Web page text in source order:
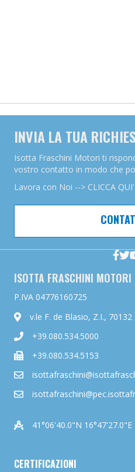
INVIA LA TUA
Isotta Fraschini Motori ti
vostro contatto in modo che
Lavora con Noi --> CLICCA QUI'
ISOTTA FRASCHINI MOTORI
P.IVA 04776160725
v.le F. de Blasio, Z.I.,
+39.080.534.5000
+39.080.534.5153
41°06'40.0"N 16°47'27.0"E
CERTIFICAZIONI